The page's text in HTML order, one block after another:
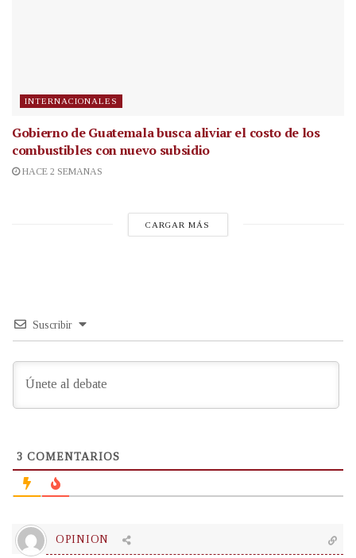
INTERNACIONALES
Gobierno de Guatemala busca aliviar el costo de los
combustibles con nuevo subsidio
HACE 2 SEMANAS
CARGAR MÁS
Suscribir
3 COMENTARIOS
OPINION